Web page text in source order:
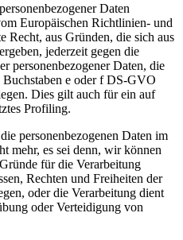
Daten
Europäischen Richtlinien- und
Recht, aus Gründen, die sich aus
jederzeit gegen die
personenbezogener Daten, die
e oder f DS-GVO
Dies gilt auch für ein auf
Profiling.
personenbezogenen Daten im
mehr, es sei denn, wir können
für die Verarbeitung
Rechten und Freiheiten der
oder die Verarbeitung dient
oder Verteidigung von